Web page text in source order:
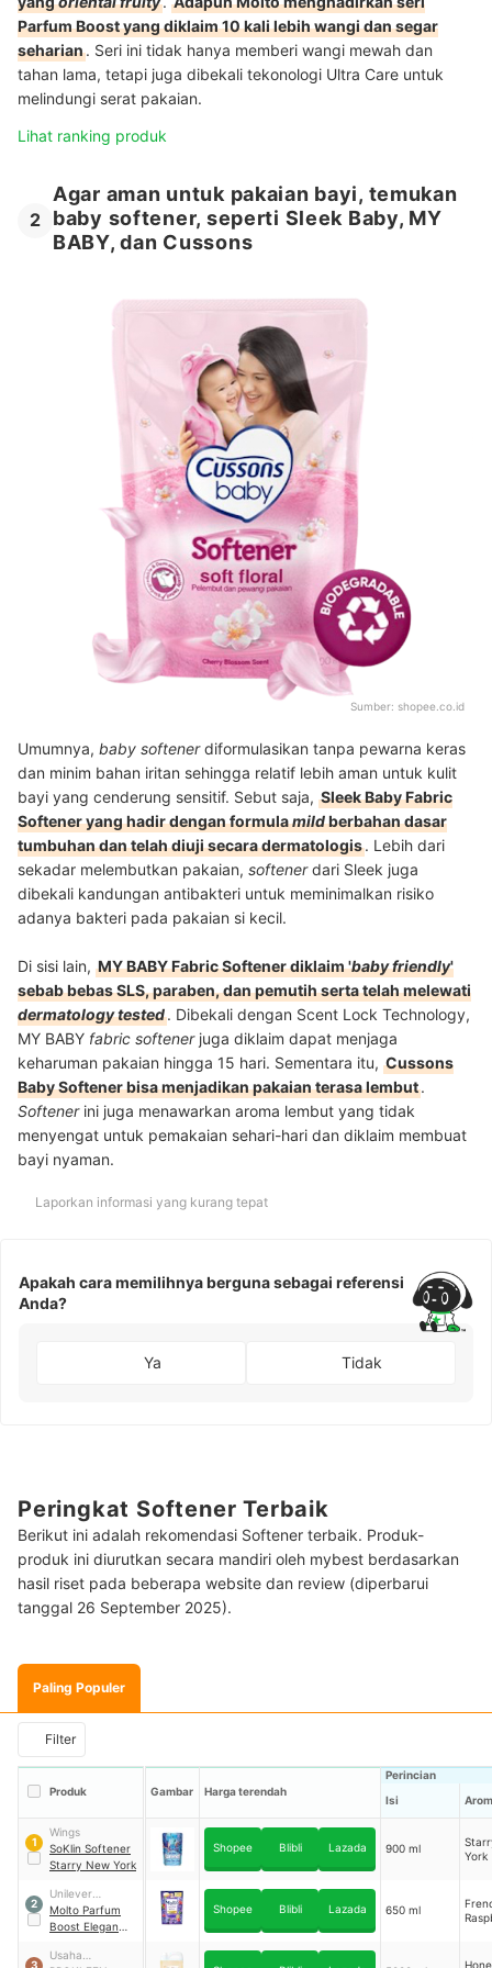
Parfum Boost yang diklaim 10 kali lebih wangi dan segar
seharian. Seri ini tidak hanya memberi wangi mewah dan
tahan lama, tetapi juga dibekali tekonologi Ultra Care untuk
melindungi serat pakaian.
Lihat ranking produk
2
Agar aman untuk pakaian bayi, temukan
baby softener, seperti Sleek Baby, MY
BABY, dan Cussons
Sumber: shopee.co.id
Umumnya, baby softenerdiformulasikan tanpa pewarna keras
dan minim bahan iritan sehingga relatif lebih aman untuk kulit
bayi yang cenderung sensitif. Sebut saja, Sleek Baby Fabric
Softener yang hadir dengan formulamildberbahan dasar
tumbuhan dan telah diuji secara dermatologis. Lebih dari
sekadar melembutkan pakaian, softenerdari Sleek juga
dibekali kandungan antibakteri untuk meminimalkan risiko
adanya bakteri pada pakaian si kecil.
Di sisi lain, MY BABY Fabric Softener diklaim 'baby friendly'
sebab bebas SLS, paraben, dan pemutih serta telah melewati
dermatology tested. Dibekali dengan Scent Lock Technology,
MY BABY fabric softenerjuga diklaim dapat menjaga
keharuman pakaian hingga 15 hari. Sementara itu, Cussons
Baby Softener bisa menjadikan pakaian terasa lembut.
Softenerini juga menawarkan aroma lembut yang tidak
menyengat untuk pemakaian sehari-hari dan diklaim membuat
bayi nyaman.
Laporkan informasi yang kurang tepat
Apakah cara memilihnya berguna sebagai referensi
Anda?
Ya Tidak
Peringkat Softener Terbaik
Berikut ini adalah rekomendasi Softener terbaik. Produk-
produk ini diurutkan secara mandiri oleh mybest berdasarkan
hasil riset pada beberapa website dan review (diperbarui
tanggal 26 September 2025).
Paling Populer
Filter
Produk Gambar Harga terendah
Perincian
Isi
1
Wings
SoKlin Softener
Starry New York
Shopee Blibli Lazada 900 ml
York
2
Unilever
Indonesia
Molto Parfum
Boost Elegan
Shopee Blibli Lazada 650 ml
3
Usaha